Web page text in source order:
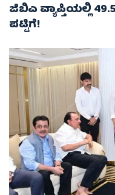
ಜಿಬಿಎ ವ್ಯಾಪ್ತಿಯಲ್ಲಿ
ಪಟ್ಟಿಗೆ!